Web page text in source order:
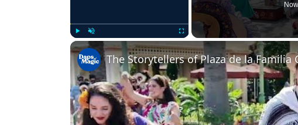
The Storytellers of Plaza de la